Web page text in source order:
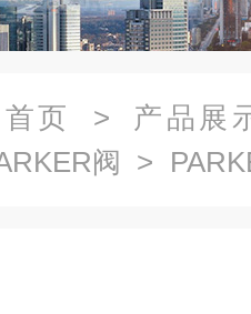
首页 > 产品展
阀 >